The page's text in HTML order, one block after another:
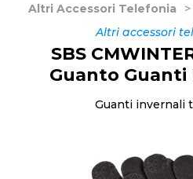
Altri Accessori Telefonia
>
Altri accessori
SBS
Guanto Guanti
Guanti invernali